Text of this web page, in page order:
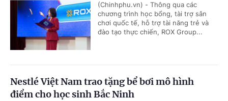
(Chinhphu.vn) - Thông qua các
chương trình học bổng, tài trợ sân
chơi quốc tế, hỗ trợ tài năng trẻ và
đào tạo thực chiến, ROX Group...
Nestlé Việt Nam trao tặng bể bơi mô hình
điểm cho học sinh Bắc Ninh